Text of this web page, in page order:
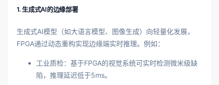
1. 生成式AI的边缘部署
生成式AI模型（如大语言模型、图像生成）向轻量化发展，
FPGA通过动态重构实现边缘端实时推理。例如：
工业质检：基于FPGA的视觉系统可实时检测微米级缺
陷，推理延迟低于5ms。